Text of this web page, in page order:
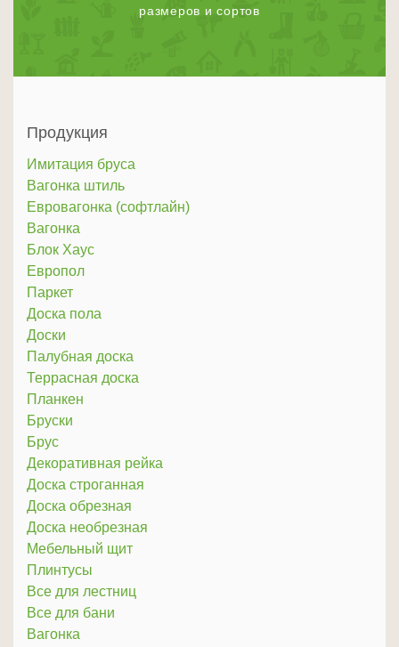
размеров и сортов
Продукция
Имитация бруса
Вагонка штиль
Евровагонка (софтлайн)
Вагонка
Блок Хаус
Европол
Паркет
Доска пола
Доски
Палубная доска
Террасная доска
Планкен
Бруски
Брус
Декоративная рейка
Доска строганная
Доска обрезная
Доска необрезная
Мебельный щит
Плинтусы
Все для лестниц
Все для бани
Вагонка